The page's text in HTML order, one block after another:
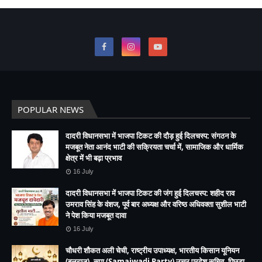
POPULAR NEWS
दादरी विधानसभा में भाजपा टिकट की दौड़ हुई दिलचस्प: संगठन के
मजबूत नेता आनंद भाटी की सक्रियता चर्चा में, सामाजिक और धार्मिक
क्षेत्र में भी बढ़ा प्रभाव
16 July
दादरी विधानसभा में भाजपा टिकट की जंग हुई दिलचस्प: शहीद राव
उमराव सिंह के वंशज, पूर्व बार अध्यक्ष और वरिष्ठ अधिवक्ता सुशील भाटी
ने पेश किया मजबूत दावा
16 July
चौधरी शौकत अली चेची, राष्ट्रीय उपाध्यक्ष, भारतीय किसान यूनियन